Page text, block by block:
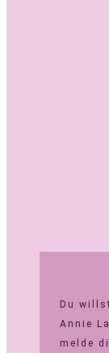
Du
Annie
melde